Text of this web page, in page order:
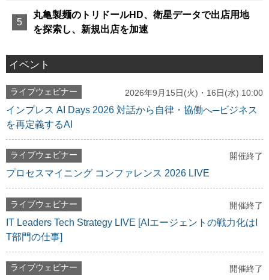
丸亀製麺のトリドールHD、衛星データで出店用地
を探索し、新規出店を加速
イベント
ライブウェビナー 2026年9月15日(火)・16日(水) 10:00
インプレス AI Days 2026 対話から自律・協働へ─ビジネス
を再定義するAI
ライブウェビナー 開催終了
プロセスマイニング コンファレンス 2026 LIVE
ライブウェビナー 開催終了
IT Leaders Tech Strategy LIVE [AIエージェントの戦力化はI
T部門の仕事]
ライブウェビナー 開催終了